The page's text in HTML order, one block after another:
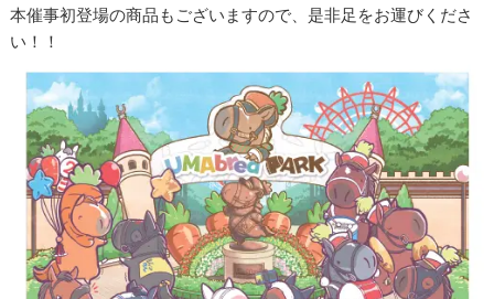
本催事初登場の商品もございますので、是非足をお運びくださ
い！！